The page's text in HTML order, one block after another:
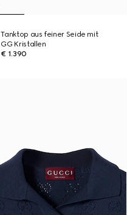
Tanktop aus feiner Seide mit
GG Kristallen
€ 1.390